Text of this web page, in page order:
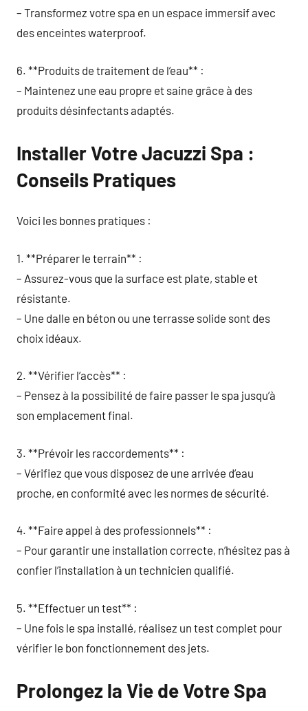
– Transformez votre spa en un espace immersif avec
des enceintes waterproof.
6. **Produits de traitement de l’eau** :
– Maintenez une eau propre et saine grâce à des
produits désinfectants adaptés.
Installer Votre Jacuzzi Spa :
Conseils Pratiques
Voici les bonnes pratiques :
1. **Préparer le terrain** :
– Assurez-vous que la surface est plate, stable et
résistante.
– Une dalle en béton ou une terrasse solide sont des
choix idéaux.
2. **Vérifier l’accès** :
– Pensez à la possibilité de faire passer le spa jusqu’à
son emplacement final.
3. **Prévoir les raccordements** :
– Vérifiez que vous disposez de une arrivée d’eau
proche, en conformité avec les normes de sécurité.
4. **Faire appel à des professionnels** :
– Pour garantir une installation correcte, n’hésitez pas à
confier l’installation à un technicien qualifié.
5. **Effectuer un test** :
– Une fois le spa installé, réalisez un test complet pour
vérifier le bon fonctionnement des jets.
Prolongez la Vie de Votre Spa